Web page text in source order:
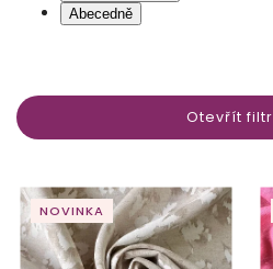
Abecedně
Otevřít filtr
NOVINKA